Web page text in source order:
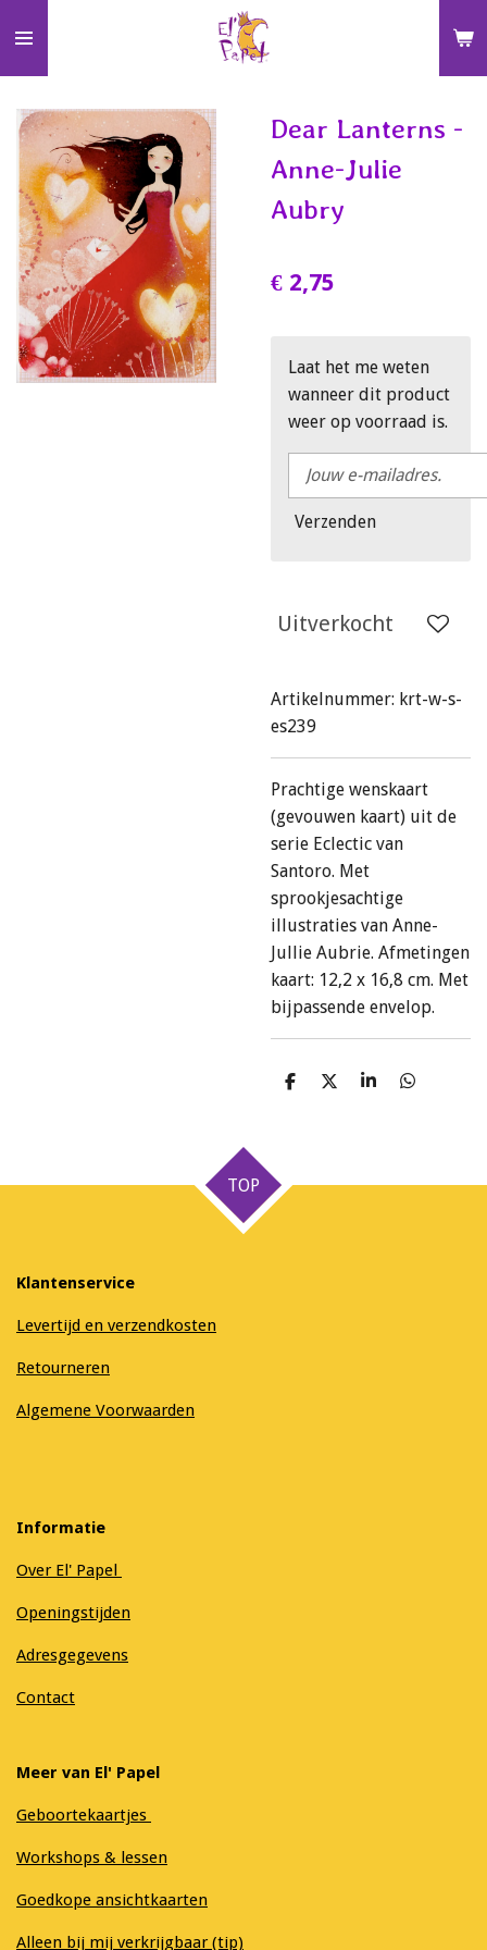
direct
naar
de
hoofdinhoud
Dear Lanterns -
Anne-Julie
Aubry
€ 2,75
Laat het me weten
wanneer dit product
weer op voorraad is.
Verzenden
Uitverkocht
Artikelnummer: krt-w-s-
es239
Prachtige wenskaart
(gevouwen kaart) uit de
serie Eclectic van
Santoro. Met
sprookjesachtige
illustraties van Anne-
Jullie Aubrie. Afmetingen
kaart: 12,2 x 16,8 cm. Met
bijpassende envelop.
D
D
S
D
TOP
Klantenservice
Levertijd en verzendkosten
Retourneren
Algemene Voorwaarden
Informatie
Over El' Papel
Openingstijden
Adresgegevens
Contact
Meer van El' Papel
Geboortekaartjes
Workshops & lessen
Goedkope ansichtkaarten
Alleen bij mij verkrijgbaar (tip)